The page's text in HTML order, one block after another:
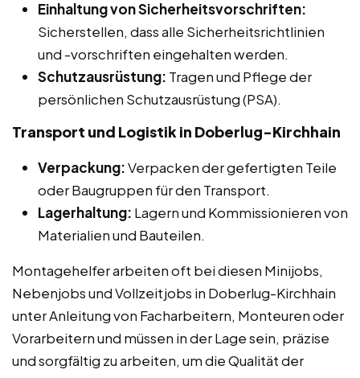
Einhaltung von Sicherheitsvorschriften:
Sicherstellen, dass alle Sicherheitsrichtlinien
und -vorschriften eingehalten werden.
Schutzausrüstung: Tragen und Pflege der
persönlichen Schutzausrüstung (PSA).
Transport und Logistik in Doberlug-Kirchhain
Verpackung:Verpacken der gefertigten Teile
oder Baugruppen für den Transport.
Lagerhaltung: Lagern und Kommissionieren von
Materialien und Bauteilen.
Montagehelfer arbeiten oft bei diesen Minijobs,
Nebenjobs und Vollzeitjobs in Doberlug-Kirchhain
unter Anleitung von Facharbeitern, Monteuren oder
Vorarbeitern und müssen in der Lage sein, präzise
und sorgfältig zu arbeiten, um die Qualität der